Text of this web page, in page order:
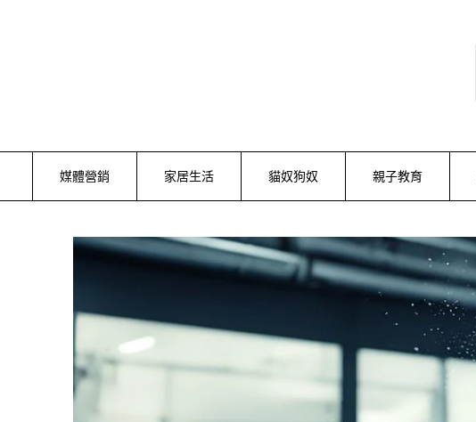
媒體營銷 家居生活 貓奴狗奴 親子教育